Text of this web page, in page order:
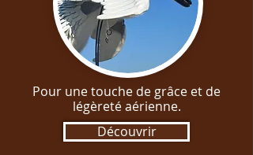
Pour une touche de grâce et de
légèreté aérienne.
Découvrir